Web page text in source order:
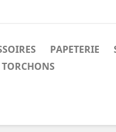
PAPETERIE
TORCHONS